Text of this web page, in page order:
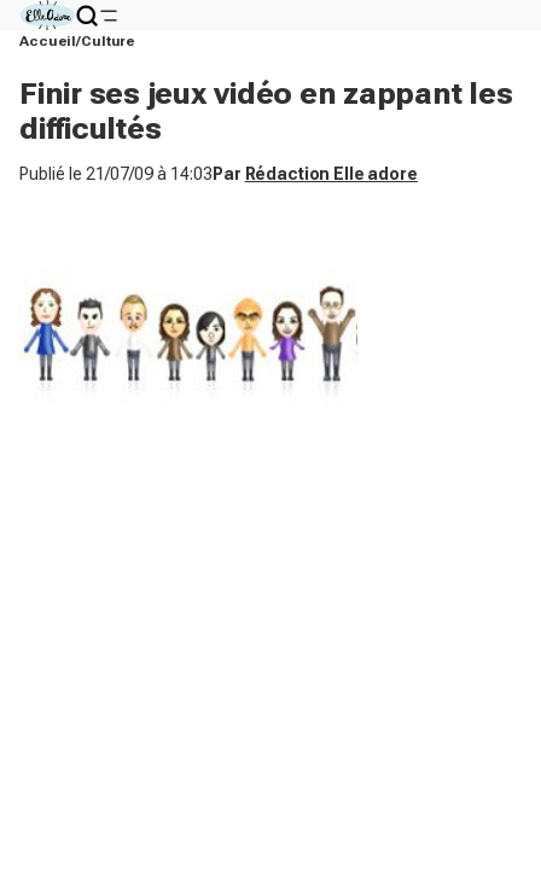
Accueil Culture
Finir ses jeux vidéo en zappant les
difficultés
Publié le 21/07/09 à 14:03 Par Rédaction Elle adore